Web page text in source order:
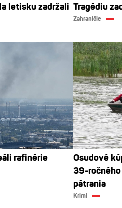
letisku zadržali Tragédiu
Zahraničie
rafinérie
Osudové
39-ročného
pátrania
Krimi